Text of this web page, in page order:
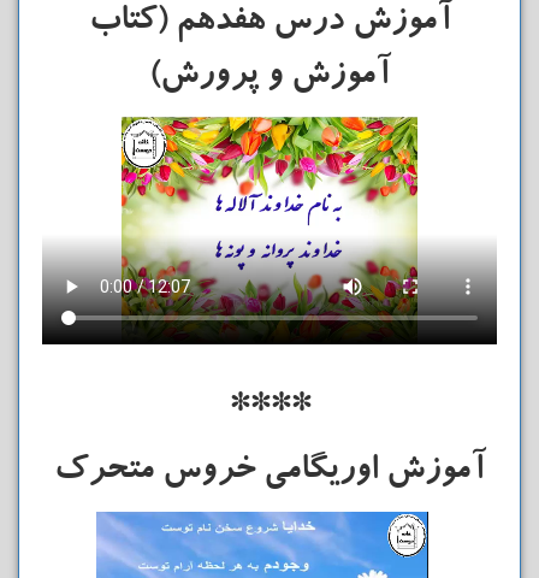
آموزش درس هفدهم (کتاب
آموزش و پرورش)
****
آموزش اوریگامی خروس متحرک